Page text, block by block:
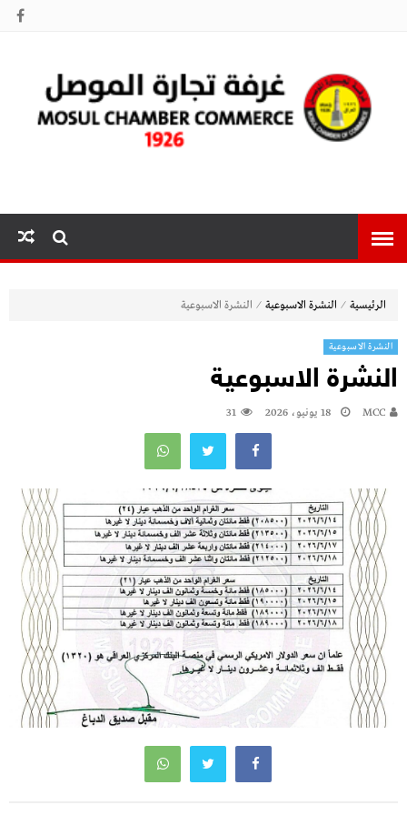
الموصل
الرئيسية ⁄ النشرة الاسبوعية ⁄ النشرة الاسبوعية
النشرة الاسبوعية
النشرة الاسبوعية
MCC 18 يونيو، 2026 31